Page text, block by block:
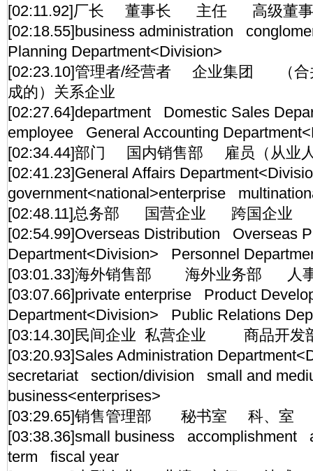
[02:11.92]厂长 董事长 主任 高级董
[02:18.55]business administration
Planning Department<Division>
[02:23.10]管理者/经营者 企业集团 （合
成的）关系企业
[02:27.64]department Domestic Sales
employee General Accounting
[02:34.44]部门 国内销售部 雇员（从业
[02:41.23]General Affairs
government<national>enterprise
[02:48.11]总务部 国营企业 跨国企业
[02:54.99]Overseas Distribution Overseas
Department<Division> Personnel
[03:01.33]海外销售部 海外业务部 人
[03:07.66]private enterprise Product
Department<Division> Public Relations
[03:14.30]民间企业 私营企业 商品开
[03:20.93]Sales Administration
secretariat section/division small and
business<enterprises>
[03:29.65]销售管理部 秘书室 科、室
[03:38.36]small business accomplishment
term fiscal year